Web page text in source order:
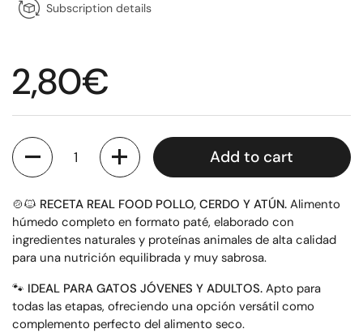
Subscription details
Regular price
2,80€
Quantity
Add to cart
🍲🐱 RECETA REAL FOOD POLLO, CERDO Y ATÚN. Alimento
húmedo completo en formato paté, elaborado con
ingredientes naturales y proteínas animales de alta calidad
para una nutrición equilibrada y muy sabrosa.
🐾 IDEAL PARA GATOS JÓVENES Y ADULTOS. Apto para
todas las etapas, ofreciendo una opción versátil como
complemento perfecto del alimento seco.